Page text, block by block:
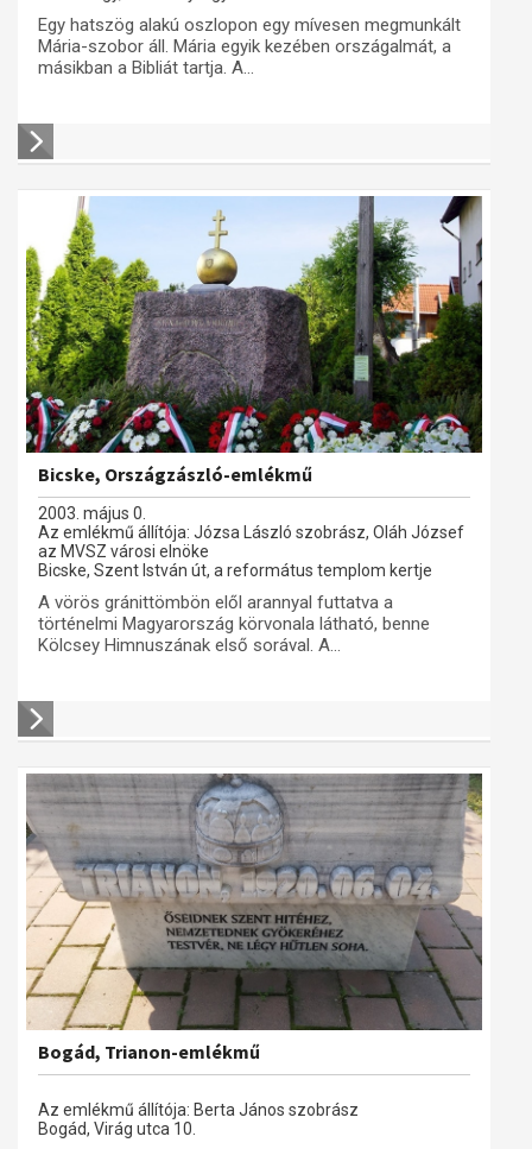
Egy hatszög alakú oszlopon egy mívesen megmunkált
Mária-szobor áll. Mária egyik kezében országalmát, a
másikban a Bibliát tartja. A...
Bicske, Országzászló-emlékmű
2003. május 0.
Az emlékmű állítója: Józsa László szobrász, Oláh József
az MVSZ városi elnöke
Bicske, Szent István út, a református templom kertje
A vörös gránittömbön elől arannyal futtatva a
történelmi Magyarország körvonala látható, benne
Kölcsey Himnuszának első sorával. A...
Bogád, Trianon-emlékmű
Az emlékmű állítója: Berta János szobrász
Bogád, Virág utca 10.